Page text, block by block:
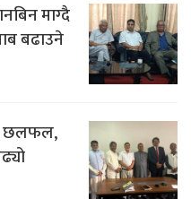
माग्दै
बढाउने
छलफल,